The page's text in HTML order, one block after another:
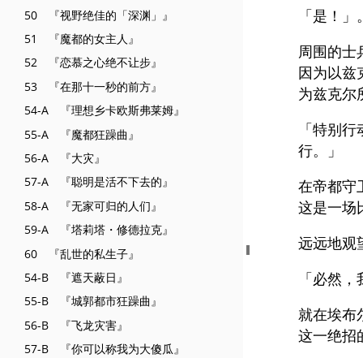
50 『视野绝佳的「深渊」』
51 『魔都的女主人』
52 『恋慕之心绝不让步』
53 『在那十一秒的前方』
54-A 『理想乡卡欧斯弗莱姆』
55-A 『魔都狂躁曲』
56-A 『大灾』
57-A 『聪明是活不下去的』
58-A 『无家可归的人们』
59-A 『塔莉塔・修德拉克』
60 『乱世的私生子』
54-B 『遮天蔽日』
55-B 『城郭都市狂躁曲』
56-B 『飞龙灾害』
57-B 『你可以称我为大傻瓜』
「是！」
周围的士
因为以兹
为兹克尔
「特别
行。」
在帝都守
这是一场
远远地观
「必然
就在埃布
这一绝招